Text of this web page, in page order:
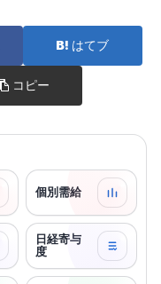
はてブ
コピー
個別需給
日経寄与
度